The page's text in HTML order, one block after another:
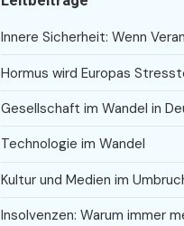
Innere Sicherheit: Wenn
Hormus wird Europas
Gesellschaft im Wandel in
Technologie im Wandel
Kultur und Medien im
Insolvenzen: Warum immer